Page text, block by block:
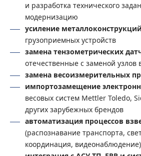
и разработка технического
модернизацию
усиление металлоконструкций
грузоприемных устройств
замена тензометрических
отечественные с заменой узлов
замена весоизмерительных
импортозамещение
весовых систем Mettler Toledo,
других зарубежных брендов
автоматизация процессов
(распознавание транспорта,
координация, видеонаблюдение)